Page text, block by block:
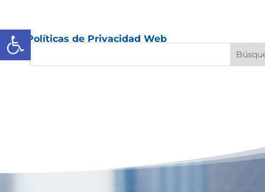
Abrir barra de herramientas
Políticas de Privacidad Web